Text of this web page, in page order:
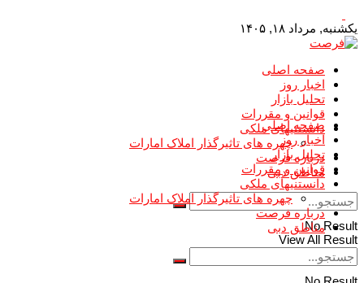
یکشنبه, مرداد ۱۸, ۱۴۰۵
صفحه اصلی
اخبار روز
تحلیل بازار
قوانین و مقررات
دانستنیهای ملکی
چهره های تاثیرگذار املاک امارات
درباره فرصت
مناطق دبی
No Result
View All Result
صفحه اصلی
اخبار روز
تحلیل بازار
قوانین و مقررات
دانستنیهای ملکی
چهره های تاثیرگذار املاک امارات
درباره فرصت
مناطق دبی